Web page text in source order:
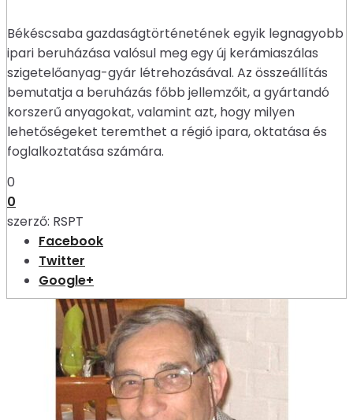
Békéscsaba gazdaságtörténetének egyik legnagyobb
ipari beruházása valósul meg egy új kerámiaszálas
szigetelőanyag-gyár létrehozásával. Az összeállítás
bemutatja a beruházás főbb jellemzőit, a gyártandó
korszerű anyagokat, valamint azt, hogy milyen
lehetőségeket teremthet a régió ipara, oktatása és
foglalkoztatása számára.
0
0
szerző: RSPT
Facebook
Twitter
Google+